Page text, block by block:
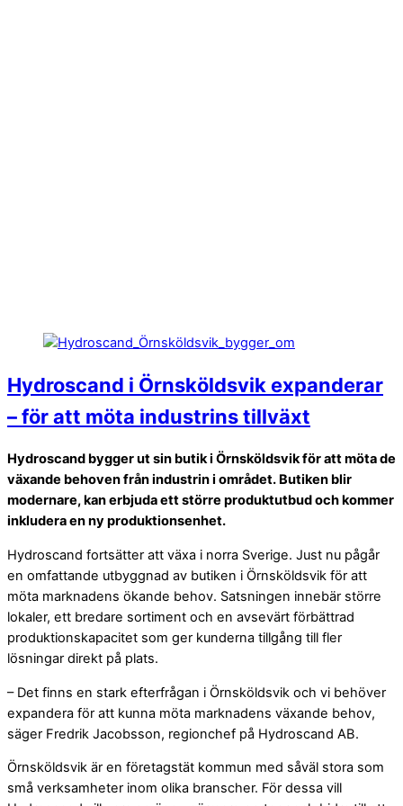
Hydroscand i Örnsköldsvik expanderar
– för att möta industrins tillväxt
Hydroscand bygger ut sin butik i Örnsköldsvik för att möta de
växande behoven från industrin i området. Butiken blir
modernare, kan erbjuda ett större produktutbud och kommer
inkludera en ny produktionsenhet.
Hydroscand fortsätter att växa i norra Sverige. Just nu pågår
en omfattande utbyggnad av butiken i Örnsköldsvik för att
möta marknadens ökande behov. Satsningen innebär större
lokaler, ett bredare sortiment och en avsevärt förbättrad
produktionskapacitet som ger kunderna tillgång till fler
lösningar direkt på plats.
– Det finns en stark efterfrågan i Örnsköldsvik och vi behöver
expandera för att kunna möta marknadens växande behov,
säger Fredrik Jacobsson, regionchef på Hydroscand AB.
Örnsköldsvik är en företagstät kommun med såväl stora som
små verksamheter inom olika branscher. För dessa vill